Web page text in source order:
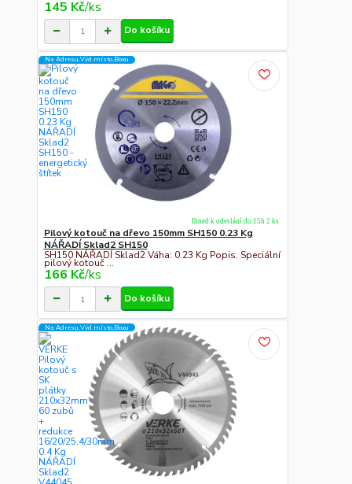
145 Kč/ks
Do košíku
Na Adresu,Výd.místo,Boxu
Pilový kotouč na dřevo 150mm SH150 0.23 Kg
NÁŘADÍ Sklad2 SH150
SH150 NÁŘADÍ Sklad2 Váha: 0.23 Kg Popis: Speciální
pilový kotouč ...
166 Kč/ks
Ihned k odeslání do 15h 2 ks
Do košíku
Na Adresu,Výd.místo,Boxu